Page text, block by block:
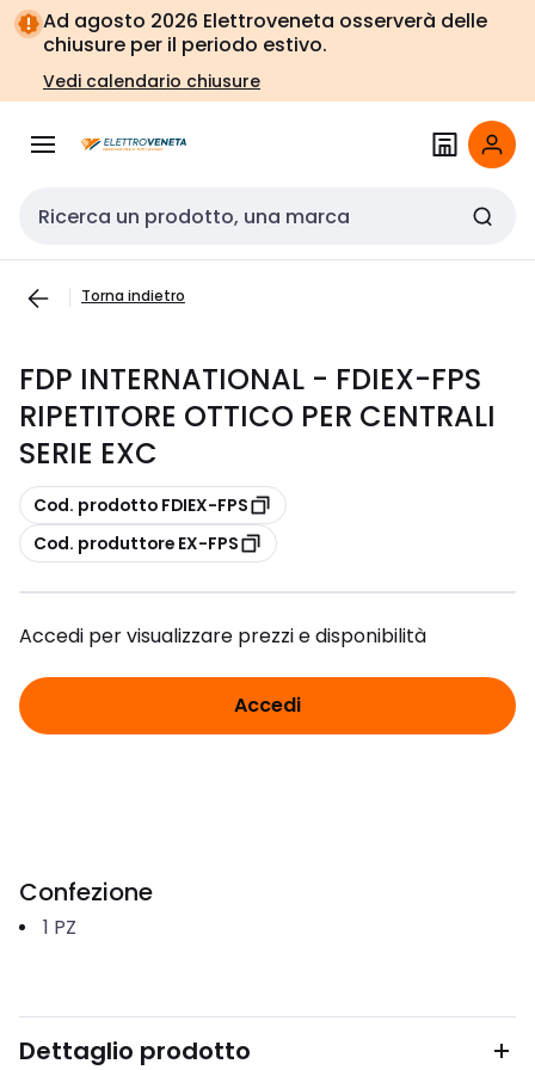
Vai alla
navigazione
Vai
alla
pagina
Ad agosto 2026 Elettroveneta osserverà delle
chiusure per il periodo estivo.
Vedi calendario chiusure
Cerca input
Torna indietro
FDP INTERNATIONAL - FDIEX-FPS
RIPETITORE OTTICO PER CENTRALI
SERIE EXC
copia
Cod. prodotto FDIEX-FPS
copia
Cod. produttore EX-FPS
Accedi per visualizzare prezzi e disponibilità
Accedi
Confezione
1 PZ
Dettaglio prodotto